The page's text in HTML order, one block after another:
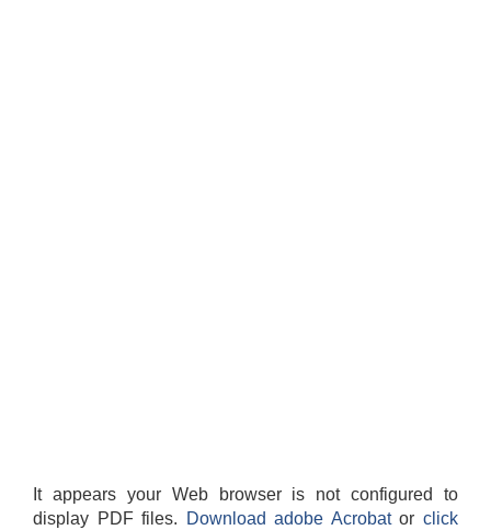
It appears your Web browser is not configured to
display PDF files.
Download adobe Acrobatorclick